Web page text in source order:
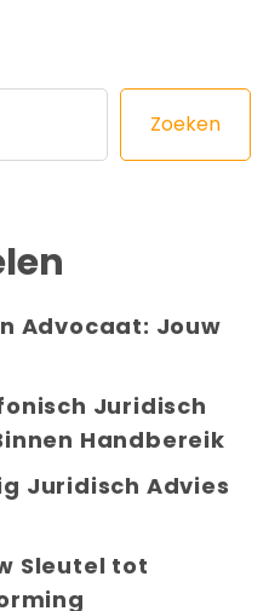
Zoeken
Advocaat: Jouw
Juridisch
Handbereik
Juridisch Advies
Sleutel tot